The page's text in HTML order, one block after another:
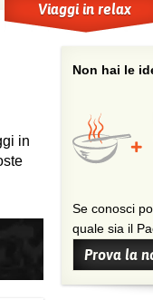
Viaggi in relax
in
Non hai le
Se conosci
quale sia il
Prova la